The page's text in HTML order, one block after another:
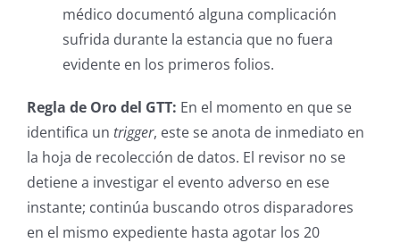
médico documentó alguna complicación
sufrida durante la estancia que no fuera
evidente en los primeros folios.
Regla de Oro del GTT: En el momento en que se
identifica un trigger, este se anota de inmediato en
la hoja de recolección de datos. El revisor no se
detiene a investigar el evento adverso en ese
instante; continúa buscando otros disparadores
en el mismo expediente hasta agotar los 20